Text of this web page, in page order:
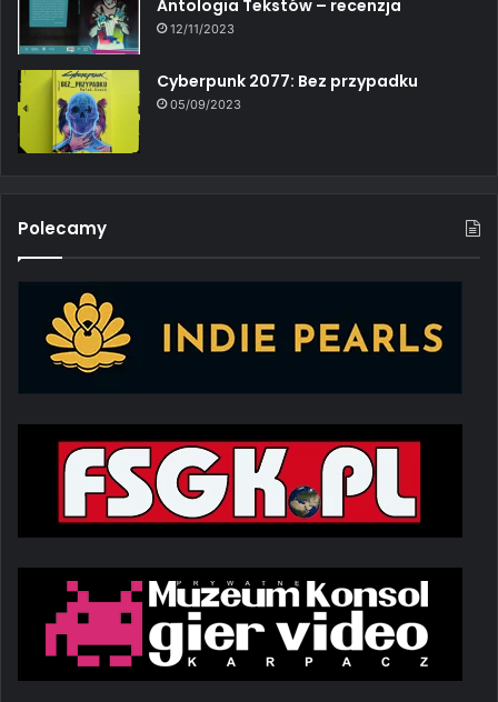
Antologia Tekstów – recenzja
12/11/2023
Cyberpunk 2077: Bez przypadku
05/09/2023
Polecamy